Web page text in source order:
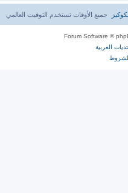
جميع الأوقات تستخدم التوقيت العالمي
العربية